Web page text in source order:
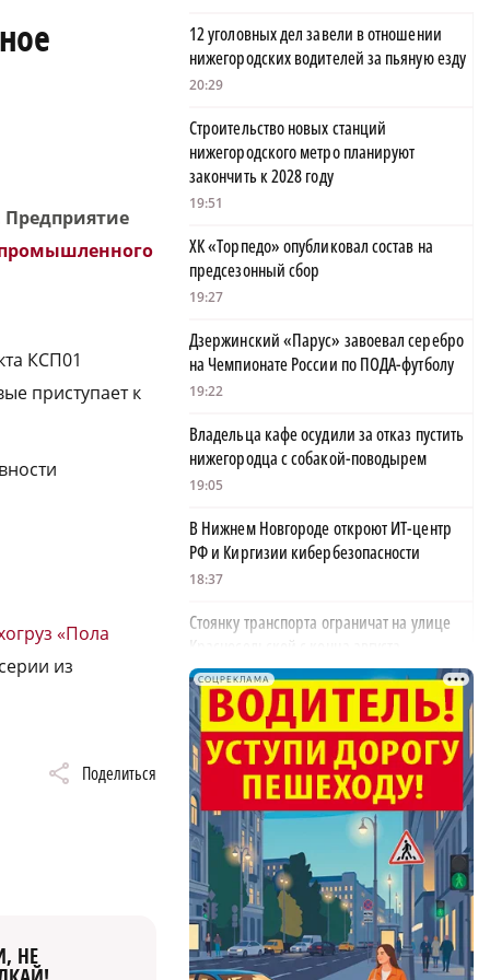
Предприятие
КСП01
приступает к
«Пола
из
Поделиться
НЕ
12 уголовных дел завели в отношении
нижегородских водителей за пьяную езду
20:29
Строительство новых станций
нижегородского метро планируют
закончить к 2028 году
19:51
ХК «Торпедо» опубликовал состав на
предсезонный сбор
19:27
Дзержинский «Парус» завоевал серебро
на Чемпионате России по ПОДА-футболу
19:22
Владельца кафе осудили за отказ пустить
нижегородца с собакой-поводырем
19:05
В Нижнем Новгороде откроют ИТ-центр
РФ и Киргизии кибербезопасности
18:37
Стоянку транспорта ограничат на улице
Красносельской с конца августа
18:37
Волонтеры обнаружили заброшенный
дом, в котором живет около 20 собак и
щенков
18:02
В Нижегородской области наградили
более 40 организаций к Дню строителя
17:57
Садыр Жапаров и Глеб Никитин провели
рабочую встречу в Киргизии
СОЦРЕКЛАМА